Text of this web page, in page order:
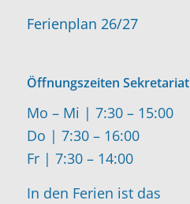
Ferienplan 26/27
Öffnungszeiten Sekretariat
Mo – Mi | 7:30 – 15:00
Do | 7:30 – 16:00
Fr | 7:30 – 14:00
In den Ferien ist das